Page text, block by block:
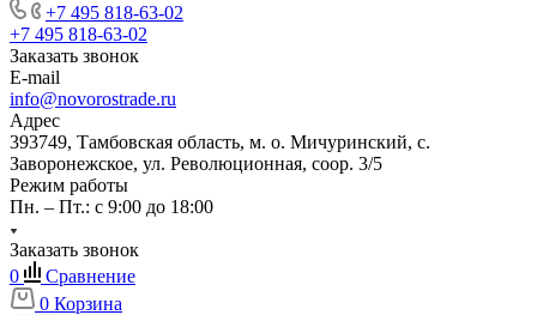
+7 495 818-63-02
+7 495 818-63-02
Заказать звонок
E-mail
info@novorostrade.ru
Адрес
393749, Тамбовская область, м. о. Мичуринский, с.
Заворонежское, ул. Революционная, соор. 3/5
Режим работы
Пн. – Пт.: с 9:00 до 18:00
Заказать звонок
0
Сравнение
0 Корзина